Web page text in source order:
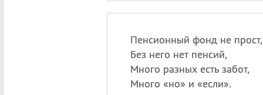
Пенсионный фонд не прост,
Без него нет пенсий,
Много разных есть забот,
Много «но» и «если».